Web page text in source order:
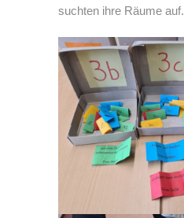
suchten ihre Räume auf.